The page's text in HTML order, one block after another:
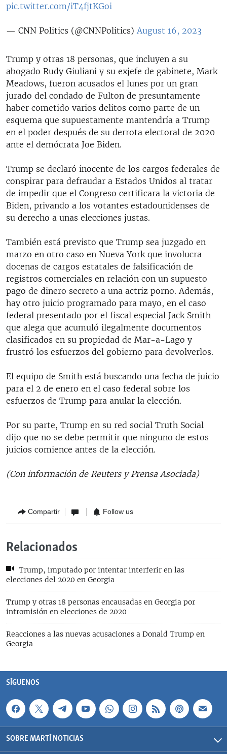
pic.twitter.com/iT4fjtKGoi
— CNN Politics (@CNNPolitics) August 16, 2023
Trump y otras 18 personas, que incluyen a su
abogado Rudy Giuliani y su exjefe de gabinete, Mark
Meadows, fueron acusados el lunes por un gran
jurado del condado de Fulton de presuntamente
haber cometido varios delitos como parte de un
esquema que supuestamente mantendría a Trump
en el poder después de su derrota electoral de 2020
ante el demócrata Joe Biden.
Trump se declaró inocente de los cargos federales de
conspirar para defraudar a Estados Unidos al tratar
de impedir que el Congreso certificara la victoria de
Biden, privando a los votantes estadounidenses de
su derecho a unas elecciones justas.
También está previsto que Trump sea juzgado en
marzo en otro caso en Nueva York que involucra
docenas de cargos estatales de falsificación de
registros comerciales en relación con un supuesto
pago de dinero secreto a una actriz porno. Además,
hay otro juicio programado para mayo, en el caso
federal presentado por el fiscal especial Jack Smith
que alega que acumuló ilegalmente documentos
clasificados en su propiedad de Mar-a-Lago y
frustró los esfuerzos del gobierno para devolverlos.
El equipo de Smith está buscando una fecha de juicio
para el 2 de enero en el caso federal sobre los
esfuerzos de Trump para anular la elección.
Por su parte, Trump en su red social Truth Social
dijo que no se debe permitir que ninguno de estos
juicios comience antes de la elección.
(Con información de Reuters y Prensa Asociada)
Compartir Follow us
Relacionados
Trump, imputado por intentar interferir en las
elecciones del 2020 en Georgia
Trump y otras 18 personas encausadas en Georgia por
intromisión en elecciones de 2020
Reacciones a las nuevas acusaciones a Donald Trump en
Georgia
SÍGUENOS
SOBRE MARTÍ NOTICIAS